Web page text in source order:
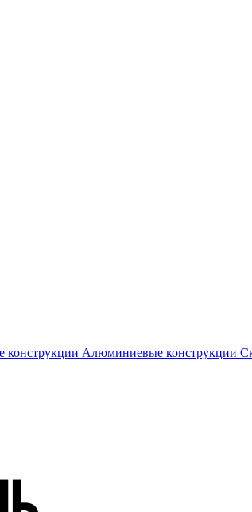
конструкции Алюминиевые конструкции